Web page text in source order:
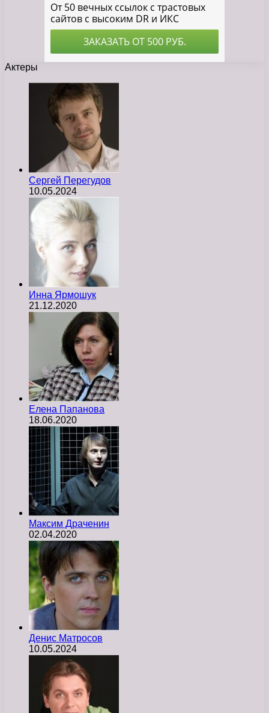
Актеры
Сергей Перегудов
10.05.2024
Инна Ярмошук
21.12.2020
Елена Папанова
18.06.2020
Максим Драченин
02.04.2020
Денис Матросов
10.05.2024